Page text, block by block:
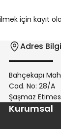
için kayıt
Adres
Bahçekapı
Cad. No: 28/A
Şaşmaz
Kurumsal